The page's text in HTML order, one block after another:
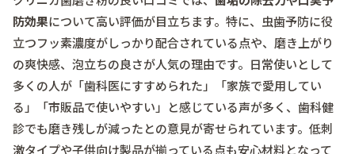
防効果について高い評価が目立ちます。特に、虫歯予防に役
立つフッ素濃度がしっかり配合されている点や、磨き上がり
の爽快感、泡立ちの良さが人気の理由です。日常使いとして
多くの人が「歯科医にすすめられた」「家族で愛用してい
る」「市販品で使いやすい」と感じている声が多く、歯科健
診でも磨き残しが減ったとの意見が寄せられています。低刺
激タイプや子供向け製品が揃っている点も安心材料となって